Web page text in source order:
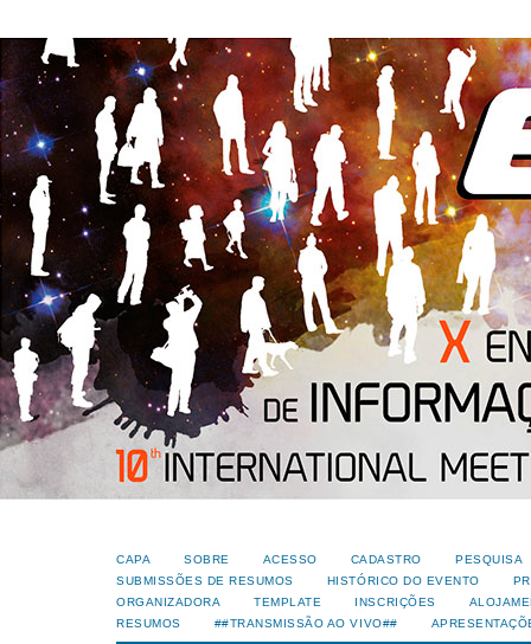
CAPA SOBRE ACESSO CADASTRO
PESQUISA
SUBMISSÕES DE RESUMOS
HISTÓRICO DO EVENTO
ORGANIZADORA
TEMPLATE INSCRIÇÕES
RESUMOS
##TRANSMISSÃO AO VIVO##